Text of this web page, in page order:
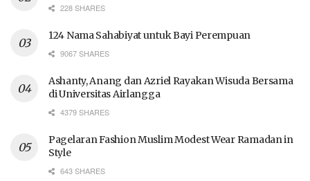
228 SHARES
124 Nama Sahabiyat untuk Bayi Perempuan
9067 SHARES
Ashanty, Anang dan Azriel Rayakan Wisuda Bersama
di Universitas Airlangga
4379 SHARES
Pagelaran Fashion Muslim Modest Wear Ramadan in
Style
643 SHARES